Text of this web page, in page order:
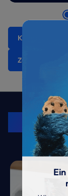
Klimasysteme
Zubehör
Kälte.
KRONE